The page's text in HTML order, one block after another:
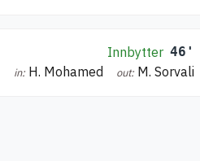
Innbytter 46'
in: H. Mohamed out: M. Sorvali